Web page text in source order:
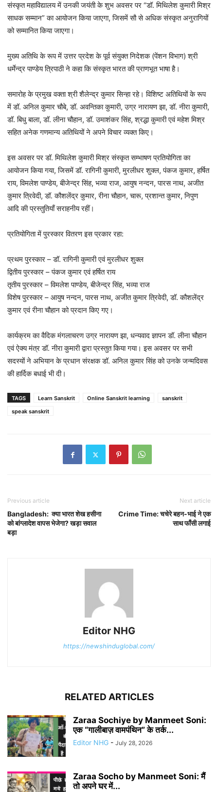
संस्कृत महाविद्यालय में उनकी जयंती के शुभ अवसर पर “डॉ. मिथिलेश कुमारी मिश्र
साधक सम्मान” का आयोजन किया जाएगा, जिसमें सौ से अधिक संस्कृत अनुरागियों
को सम्मानित किया जाएगा।
मुख्य अतिथि के रूप में उत्तर प्रदेश के पूर्व संयुक्त निदेशक (पेंशन विभाग) श्री
धर्मेन्द्र पाण्डेय त्रिपाठी ने कहा कि संस्कृत भारत की प्राणभूत भाषा है।
समारोह के प्रमुख वक्ता श्री शैलेन्द्र कुमार सिन्हा रहे। विशिष्ट अतिथियों के रूप
में डॉ. अनिल कुमार चौबे, डॉ. अवन्तिका कुमारी, उग्र नारायण झा, डॉ. नीरा कुमारी,
डॉ. बिधु बाला, डॉ. लीना चौहान, डॉ. उमाशंकर सिंह, श्रद्धा कुमारी एवं महेश मिश्र
सहित अनेक गणमान्य अतिथियों ने अपने विचार व्यक्त किए।
इस अवसर पर डॉ. मिथिलेश कुमारी मिश्र संस्कृत सम्भाषण प्रतियोगिता का
आयोजन किया गया, जिसमें डॉ. रागिनी कुमारी, मुरलीधर शुक्ल, पंकज कुमार, हर्षित
राय, विमलेश पाण्डेय, बीजेन्द्र सिंह, भव्या राज, आयुष नन्दन, पारस नाथ, अजीत
कुमार त्रिवेदी, डॉ. कौशलेंद्र कुमार, रीना चौहान, चारू, प्रशान्त कुमार, निपुण
आदि की प्रस्तुतियाँ सराहनीय रहीं।
प्रतियोगिता में पुरस्कार वितरण इस प्रकार रहा:
प्रथम पुरस्कार – डॉ. रागिनी कुमारी एवं मुरलीधर शुक्ल
द्वितीय पुरस्कार – पंकज कुमार एवं हर्षित राय
तृतीय पुरस्कार – विमलेश पाण्डेय, बीजेन्द्र सिंह, भव्या राज
विशेष पुरस्कार – आयुष नन्दन, पारस नाथ, अजीत कुमार त्रिवेदी, डॉ. कौशलेंद्र
कुमार एवं रीना चौहान को प्रदान किए गए।
कार्यक्रम का वैदिक मंगलाचरण उग्र नारायण झा, धन्यवाद ज्ञापन डॉ. लीना चौहान
एवं ऐक्य मंत्र डॉ. नीरा कुमारी द्वारा प्रस्तुत किया गया। इस अवसर पर सभी
सदस्यों ने अभियान के प्रधान संरक्षक डॉ. अनिल कुमार सिंह को उनके जन्मदिवस
की हार्दिक बधाई भी दी।
TAGS Learn Sanskrit Online Sanskrit learning
sanskrit
speak sanskrit
Previous article
Bangladesh: क्या भारत शेख हसीना
को बांग्लादेश वापस भेजेगा? खड़ा सवाल
बड़ा
Next article
Crime Time: चचेरे बहन-भाई ने एक
साथ फाँसी लगाई
Editor NHG
https://newshinduglobal.com/
RELATED ARTICLES
Zaraa Sochiye by Manmeet Soni:
एक “गालीबाज़ वामपंथिन” के तर्क...
Editor NHG - July 28, 2026
Zaraa Socho by Manmeet Soni: मैं
तो अपने घर में...